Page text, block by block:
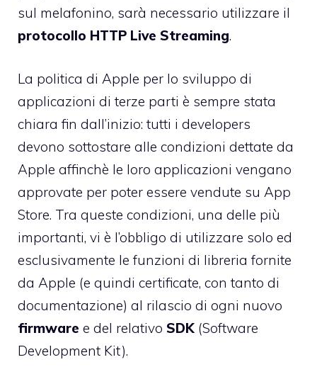
sul melafonino, sarà necessario utilizzare il
protocollo HTTP Live Streaming.
La politica di Apple per lo sviluppo di
applicazioni di terze parti è sempre stata
chiara fin dall’inizio: tutti i developers
devono sottostare alle condizioni dettate da
Apple affinchè le loro applicazioni vengano
approvate per poter essere vendute su App
Store. Tra queste condizioni, una delle più
importanti, vi è l’obbligo di utilizzare solo ed
esclusivamente le funzioni di libreria fornite
da Apple (e quindi certificate, con tanto di
documentazione) al rilascio di ogni nuovo
firmware e del relativo SDK (Software
Development Kit).